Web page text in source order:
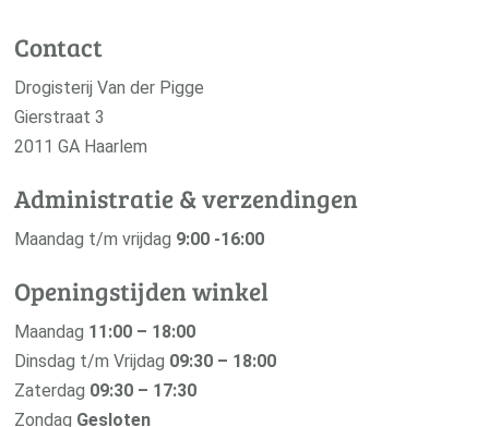
Contact
Drogisterij Van der Pigge
Gierstraat 3
2011 GA Haarlem
Administratie & verzendingen
Maandag t/m vrijdag 9:00 -16:00
Openingstijden winkel
Maandag 11:00 – 18:00
Dinsdag t/m Vrijdag 09:30 – 18:00
Zaterdag 09:30 – 17:30
Zondag Gesloten